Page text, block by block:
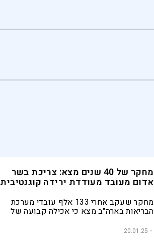
מחקר של 40 שנים מצא: צריכת בשר
אדום מעובד מעודדת ירידה קוגנטיבית
מחקר שעקב אחרי 133 אלף עובדי מערכת
הבריאות בארה"ב מצא כי אכילה קבועה של
לדמנציה סוכרת וירידה קוגנטיבית. מדוע זה
20.01.25